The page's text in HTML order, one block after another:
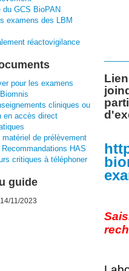
du GCS BioPAN
examens des LBM
réactovigilance
pour les examens
cliniques ou
en accès direct
matériel de prélèvement
Recommandations HAS
critiques à téléphoner
guide
11/2023